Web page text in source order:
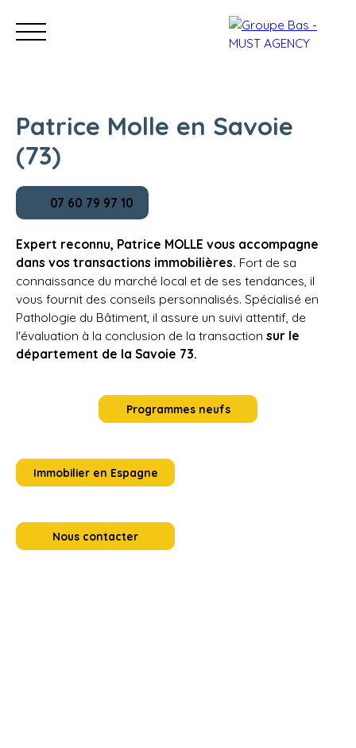
Nos bureaux Acheter
Estimation
Patrice Molle en Savoie
(73)
07 60 79 97 10
Expert reconnu, Patrice MOLLE vous accompagne
dans vos transactions immobilières. Fort de sa
connaissance du marché local et de ses tendances, il
vous fournit des conseils personnalisés. Spécialisé en
Pathologie du Bâtiment, il assure un suivi attentif, de
l'évaluation à la conclusion de la transaction sur le
département de la Savoie 73.
Programmes neufs
Immobilier en Espagne
Nous contacter